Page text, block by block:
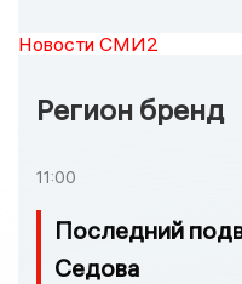
Новости СМИ2
Регион бренд
11:00
Последний
Седова